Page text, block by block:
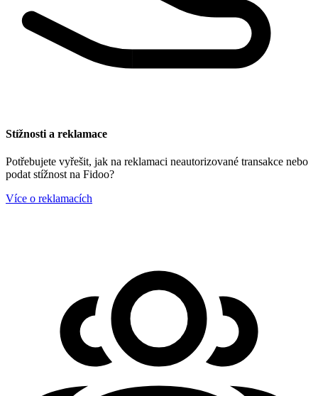
Stížnosti a reklamace
Potřebujete vyřešit, jak na reklamaci neautorizované transakce nebo
podat stížnost na Fidoo?
Více o reklamacích